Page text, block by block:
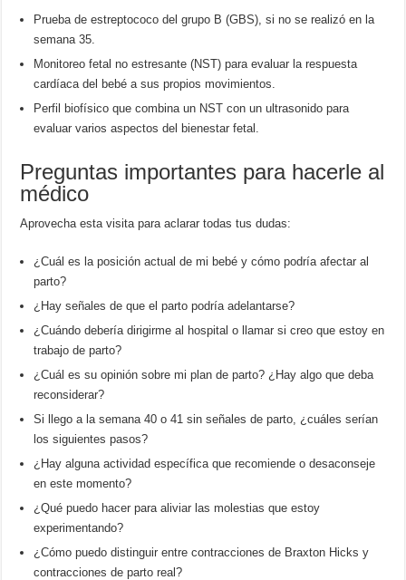
Prueba de estreptococo del grupo B (GBS), si no se realizó en la
semana 35.
Monitoreo fetal no estresante (NST) para evaluar la respuesta
cardíaca del bebé a sus propios movimientos.
Perfil biofísico que combina un NST con un ultrasonido para
evaluar varios aspectos del bienestar fetal.
Preguntas importantes para hacerle al
médico
Aprovecha esta visita para aclarar todas tus dudas:
¿Cuál es la posición actual de mi bebé y cómo podría afectar al
parto?
¿Hay señales de que el parto podría adelantarse?
¿Cuándo debería dirigirme al hospital o llamar si creo que estoy en
trabajo de parto?
¿Cuál es su opinión sobre mi plan de parto? ¿Hay algo que deba
reconsiderar?
Si llego a la semana 40 o 41 sin señales de parto, ¿cuáles serían
los siguientes pasos?
¿Hay alguna actividad específica que recomiende o desaconseje
en este momento?
¿Qué puedo hacer para aliviar las molestias que estoy
experimentando?
¿Cómo puedo distinguir entre contracciones de Braxton Hicks y
contracciones de parto real?